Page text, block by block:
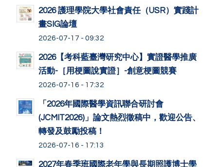
2026 護理學院大學社會責任（USR）實踐計
畫SIG論壇
2026-07-17 - 09:32
2026【考科藍臺灣研究中心】實證醫學推廣
活動-［用梗圖說實證］-創意梗圖競賽
2026-07-16 - 17:32
「2026年國際醫學資訊聯合研討會
(JCMIT2026)」論文熱烈徵稿中，歡迎公告、
轉發及鼓勵投稿！
2026-07-16 - 17:13
2027年春季班國際老年學與長期照護博士學